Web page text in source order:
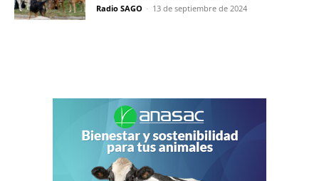
Radio SAGO - 13 de septiembre de 2024